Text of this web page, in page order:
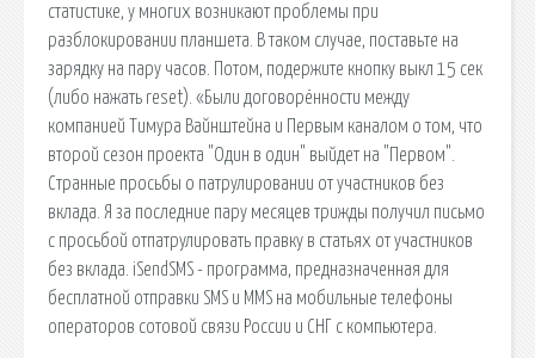
статистике, у многих возникают проблемы при
разблокировании планшета. В таком случае, поставьте на
зарядку на пару часов. Потом, подержите кнопку выкл 15 сек
(либо нажать reset). «Были договорённости между
компанией Тимура Вайнштейна и Первым каналом о том, что
второй сезон проекта "Один в один" выйдет на "Первом".
Странные просьбы о патрулировании от участников без
вклада. Я за последние пару месяцев трижды получил письмо
с просьбой отпатрулировать правку в статьях от участников
без вклада. iSendSMS - программа, предназначенная для
бесплатной отправки SMS и MMS на мобильные телефоны
операторов сотовой связи России и СНГ с компьютера.